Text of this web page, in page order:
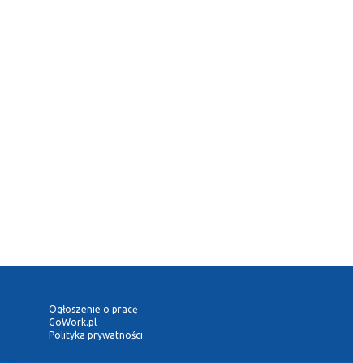
Ogłoszenie o pracę
GoWork.pl
Polityka prywatności